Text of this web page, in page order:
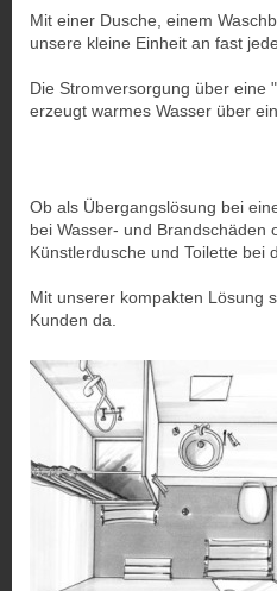
Mit einer Dusche, einem
unsere kleine Einheit an fast
Die Stromversorgung über eine
erzeugt warmes Wasser über
Ob als Übergangslösung bei
bei Wasser- und Brandschäden
Künstlerdusche und Toilette bei
Mit unserer kompakten Lösung
Kunden da.